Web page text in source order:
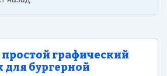
графический
для бургерной